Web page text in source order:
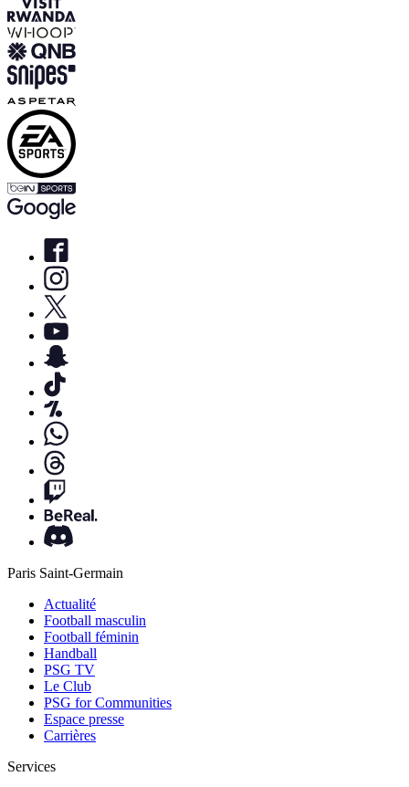
Paris Saint-Germain
Actualité
Football masculin
Football féminin
Handball
PSG TV
Le Club
PSG for Communities
Espace presse
Carrières
Services